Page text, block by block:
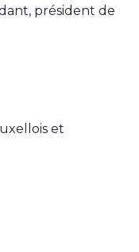
président de
et